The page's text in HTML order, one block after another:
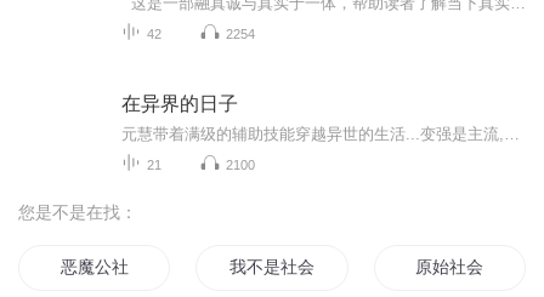
42 2254
在异界的日子
21 2100
您是不是在找：
恶魔公社 我不是社会人 原始社会